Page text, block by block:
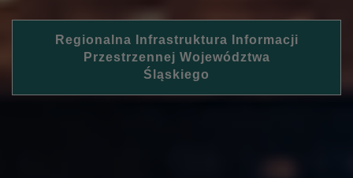
Regionalna Infrastruktura Informacji
Przestrzennej Województwa
Śląskiego